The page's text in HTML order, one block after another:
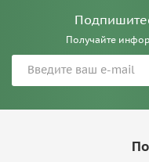
Получайте